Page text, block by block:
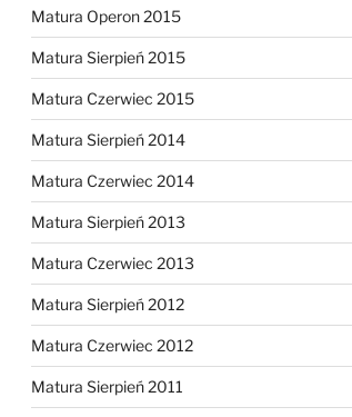
Matura Operon 2015
Matura Sierpień 2015
Matura Czerwiec 2015
Matura Sierpień 2014
Matura Czerwiec 2014
Matura Sierpień 2013
Matura Czerwiec 2013
Matura Sierpień 2012
Matura Czerwiec 2012
Matura Sierpień 2011